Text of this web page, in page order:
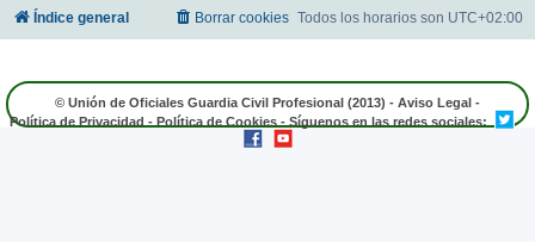
Índice general Todos los horarios son UTC+02:00
Borrar cookies
© Unión de Oficiales Guardia Civil Profesional (2013) - Aviso Legal -
Política de Privacidad-Política de Cookies- Síguenos en las redes sociales: